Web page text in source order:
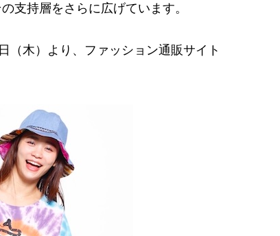
支持層をさらに広げています。
（木）より、ファッション通販サイト